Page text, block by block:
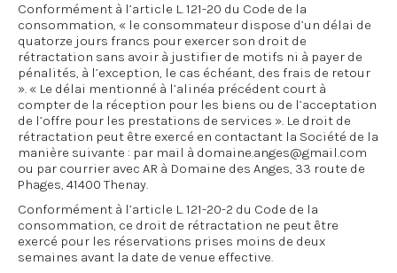
Conformément à l’article L. 121-20 du Code de la
consommation, « le consommateur dispose d’un délai de
quatorze jours francs pour exercer son droit de
rétractation sans avoir à justifier de motifs ni à payer de
pénalités, à l’exception, le cas échéant, des frais de retour
». « Le délai mentionné à l’alinéa précédent court à
compter de la réception pour les biens ou de l’acceptation
de l’offre pour les prestations de services ». Le droit de
rétractation peut être exercé en contactant la Société de la
manière suivante : par mail à domaine.anges@gmail.com
ou par courrier avec AR à Domaine des Anges, 33 route de
Phages, 41400 Thenay.
Conformément à l’article L. 121-20-2 du Code de la
consommation, ce droit de rétractation ne peut être
exercé pour les réservations prises moins de deux
semaines avant la date de venue effective.